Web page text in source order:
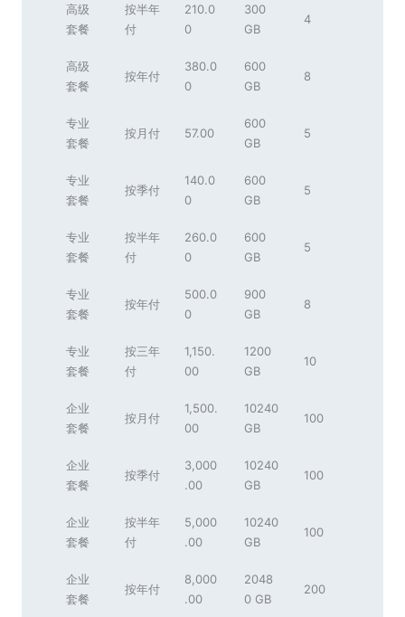
高级
套餐
按半年
付
210.0
0
300
GB
4
高级
套餐
按年付
380.0
0
600
GB
8
专业
套餐
按月付 57.00
600
GB
5
专业
套餐
按季付
140.0
0
600
GB
5
专业
套餐
按半年
付
260.0
0
600
GB
5
专业
套餐
按年付
500.0
0
900
GB
8
专业
套餐
按三年
付
1,150.
00
1200
GB
10
企业
套餐
按月付
1,500.
00
10240
GB
100
企业
套餐
按季付
3,000
.00
10240
GB
100
企业
套餐
按半年
付
5,000
.00
10240
GB
100
企业
套餐
按年付
8,000
.00
2048
0 GB
200